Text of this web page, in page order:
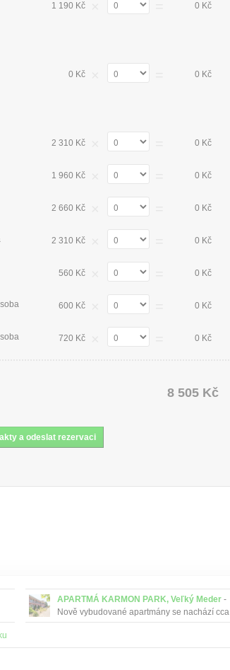
1 190 Kč 0 Kč
0 Kč 0 Kč
2 310 Kč 0 Kč
1 960 Kč 0 Kč
2 660 Kč 0 Kč
2 310 Kč 0 Kč
560 Kč 0 Kč
600 Kč 0 Kč
720 Kč 0 Kč
8 505 Kč
APARTMÁ KARMON PARK, Veľký Meder-
Nově vybudované apartmány se nachází cca
100 metrů od termálního koupaliště v